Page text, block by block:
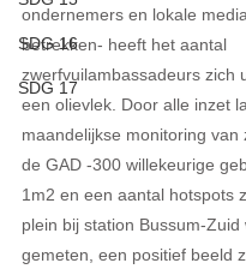
SDG 16
SDG 17
ondernemers en lokale
betrekken- heeft het aantal
zwerfvuilambassadeurs zich
een olievlek. Door alle inzet
maandelijkse monitoring van
de GAD -300 willekeurige
1m2 en een aantal hotspots
plein bij station Bussum-Zuid
gemeten, een positief beeld